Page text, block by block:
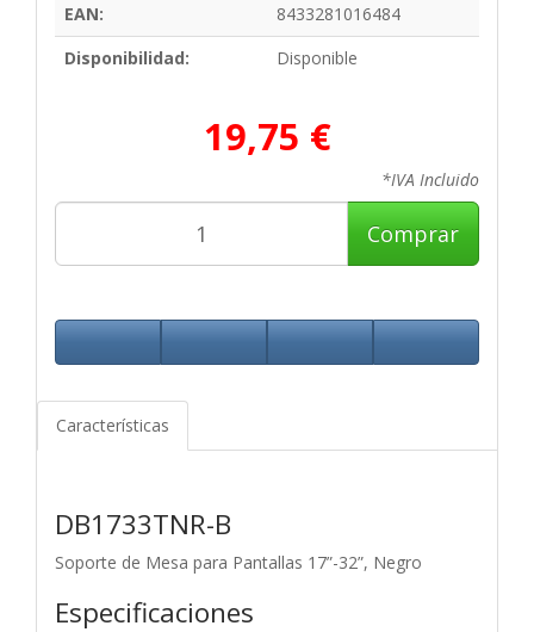
EAN:
8433281016484
Disponibilidad:
Disponible
19,75 €
*IVA Incluido
Comprar
Características
DB1733TNR-B
Soporte de Mesa para Pantallas 17”-32”, Negro
Especificaciones